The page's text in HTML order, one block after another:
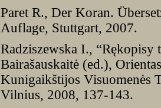
Paret R., Der Koran.
Auflage, Stuttgart, 2007.
Radziszewska I., “Rękopisy
Bairašauskaitė (ed.),
Kunigaikštijos Visuomenės
Vilnius, 2008, 137-143.